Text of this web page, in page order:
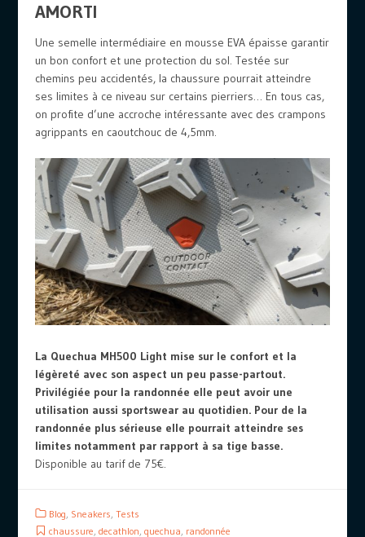
AMORTI
Une semelle intermédiaire en mousse EVA épaisse garantir
un bon confort et une protection du sol. Testée sur
chemins peu accidentés, la chaussure pourrait atteindre
ses limites à ce niveau sur certains pierriers… En tous cas,
on profite d’une accroche intéressante avec des crampons
agrippants en caoutchouc de 4,5mm.
La Quechua MH500 Light mise sur le confort et la
légèreté avec son aspect un peu passe-partout.
Privilégiée pour la randonnée elle peut avoir une
utilisation aussi sportswear au quotidien. Pour de la
randonnée plus sérieuse elle pourrait atteindre ses
limites notamment par rapport à sa tige basse.
Disponible au tarif de 75€.
Blog, Sneakers, Tests
chaussure, decathlon, quechua, randonnée